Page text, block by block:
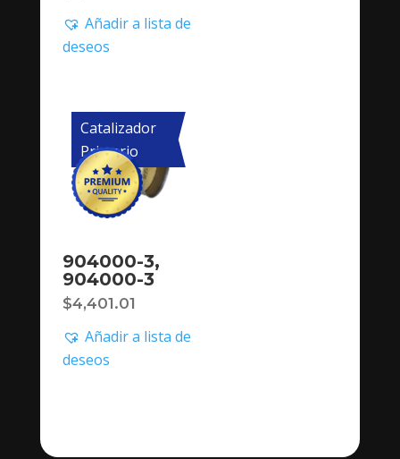
Añadir a lista de
deseos
Catalizador
Primario
904000-3,
904000-3
$4,401.01
Añadir a lista de
deseos